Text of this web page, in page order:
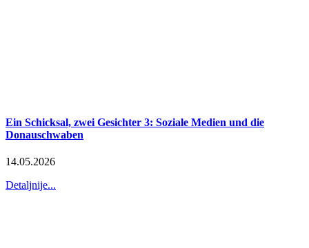
Ein Schicksal, zwei Gesichter 3: Soziale Medien und die
Donauschwaben
14.05.2026
Detaljnije...